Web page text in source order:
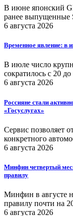
В июне японский
ранее выпущенные
6 августа 2026
Временное явление: в
В июле число
сократилось с 20 до
6 августа 2026
Россияне стали
«Госуслугах»
Сервис позволяет
конкретного
6 августа 2026
Минфин четвертый
правилу
Минфин в августе
правилу почти на
6 августа 2026